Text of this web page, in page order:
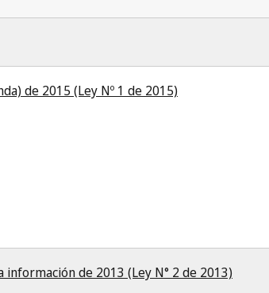
de 2015 (Ley Nº 1 de 2015)
información de 2013 (Ley N° 2 de 2013)